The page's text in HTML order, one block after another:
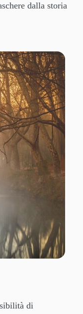
dalla storia
di